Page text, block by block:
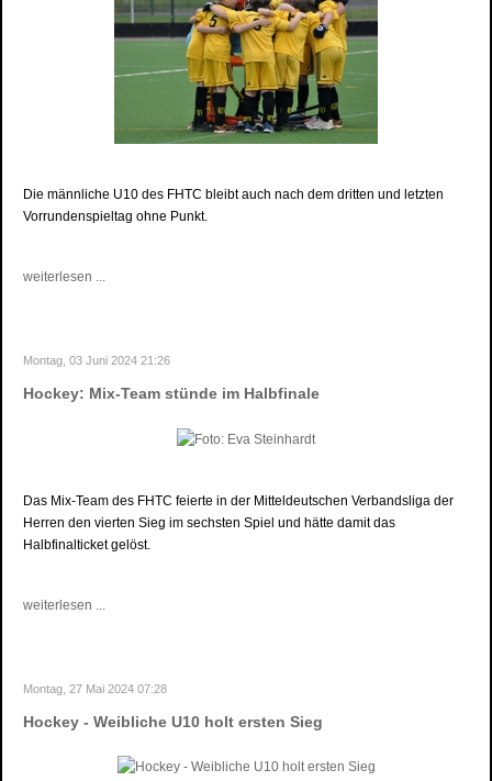
Die männliche U10 des FHTC bleibt auch nach dem dritten und letzten
Vorrundenspieltag ohne Punkt.
weiterlesen ...
Montag, 03 Juni 2024 21:26
Hockey: Mix-Team stünde im Halbfinale
Das Mix-Team des FHTC feierte in der Mitteldeutschen Verbandsliga der
Herren den vierten Sieg im sechsten Spiel und hätte damit das
Halbfinalticket gelöst.
weiterlesen ...
Montag, 27 Mai 2024 07:28
Hockey - Weibliche U10 holt ersten Sieg